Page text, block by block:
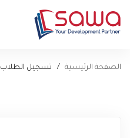
الصفحة الرئيسية تسجيل الطلاب